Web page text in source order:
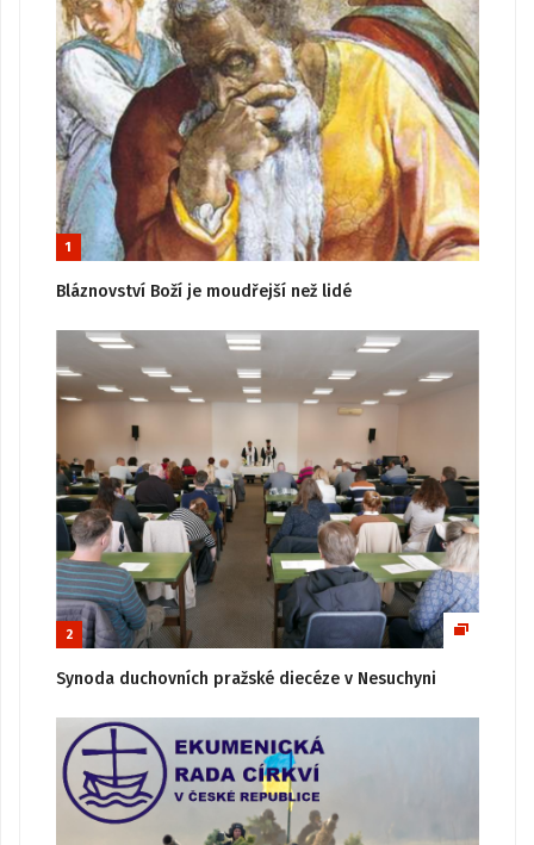
1
Bláznovství Boží je moudřejší než lidé
2
Synoda duchovních pražské diecéze v Nesuchyni